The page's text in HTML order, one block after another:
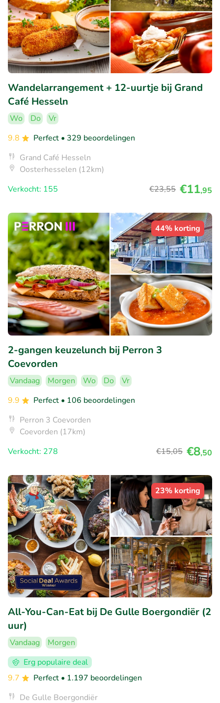
Wandelarrangement + 12-uurtje bij Grand
Café Hesseln
Wo Do
Vr
9.8
Perfect • 329 beoordelingen
Grand Café Hesseln
Oosterhesselen (12km)
Verkocht: 155
€23,55 €11,95
44% korting
2-gangen keuzelunch bij Perron 3
Coevorden
Vandaag Morgen Wo Do
Vr
9.9
Perfect • 106 beoordelingen
Perron 3 Coevorden
Coevorden (17km)
Verkocht: 278
€15,05 €8,50
23% korting
All-You-Can-Eat bij De Gulle Boergondiër (2
uur)
Vandaag
Morgen
Erg populaire deal
9.7
Perfect • 1.197 beoordelingen
De Gulle Boergondiër